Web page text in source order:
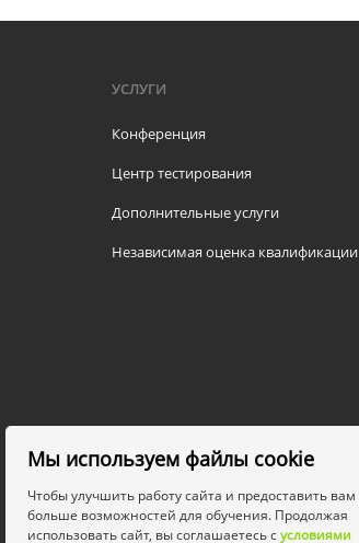
УСЛУГИ
Конференция
Центр тестирования
Дополнительные услуги
Независимая оценка квалификации
Мы используем файлы cookie
Чтобы улучшить работу сайта и предоставить вам
больше возможностей для обучения. Продолжая
использовать сайт, вы соглашаетесь сусловиями